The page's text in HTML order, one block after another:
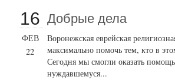
16
ФЕВ
22
Добрые дела
Воронежская еврейская
максимально помочь тем, кто в
Сегодня мы смогли оказать
нуждавшемуся...